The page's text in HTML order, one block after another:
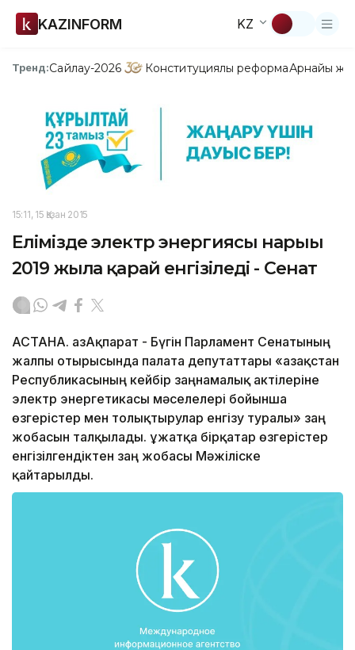
KAZINFORM KZ
Тренд:Сайлау-2026 Конституциялық реформаАрнайы
15:11, 15 Қазан 2015
Елімізде электр энергиясы нарығы
2019 жылға қарай енгізіледі - Сенат
АСТАНА. ҚазАқпарат - Бүгін Парламент Сенатының
жалпы отырысында палата депутаттары «Қазақстан
Республикасының кейбір заңнамалық актілеріне
электр энергетикасы мәселелері бойынша
өзгерістер мен толықтырулар енгізу туралы» заң
жобасын талқылады. Құжатқа бірқатар өзгерістер
енгізілгендіктен заң жобасы Мәжіліске
қайтарылды.